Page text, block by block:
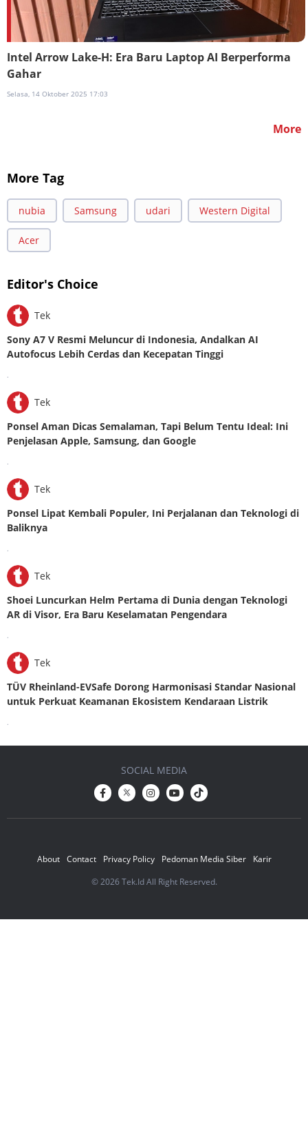
Intel Arrow Lake-H: Era Baru Laptop AI Berperforma
Gahar
Selasa, 14 Oktober 2025 17:03
More
More Tag
nubia Samsung udari Western Digital
Acer
Editor's Choice
Tek
Sony A7 V Resmi Meluncur di Indonesia, Andalkan AI
Autofocus Lebih Cerdas dan Kecepatan Tinggi
Tek
Ponsel Aman Dicas Semalaman, Tapi Belum Tentu Ideal: Ini
Penjelasan Apple, Samsung, dan Google
Tek
Ponsel Lipat Kembali Populer, Ini Perjalanan dan Teknologi di
Baliknya
Tek
Shoei Luncurkan Helm Pertama di Dunia dengan Teknologi
AR di Visor, Era Baru Keselamatan Pengendara
Tek
TÜV Rheinland-EVSafe Dorong Harmonisasi Standar Nasional
untuk Perkuat Keamanan Ekosistem Kendaraan Listrik
About Contact Privacy Policy Pedoman Media Siber
Karir
© 2026 Tek.Id All Right Reserved.
SOCIAL MEDIA